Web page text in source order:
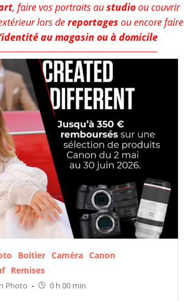
, faire vos portraits austudioou couvrir
lors dereportages ou encore faire
au magasin ou à domicile
Boitier Caméra Canon
Remises
Photo - 0 h 00 min